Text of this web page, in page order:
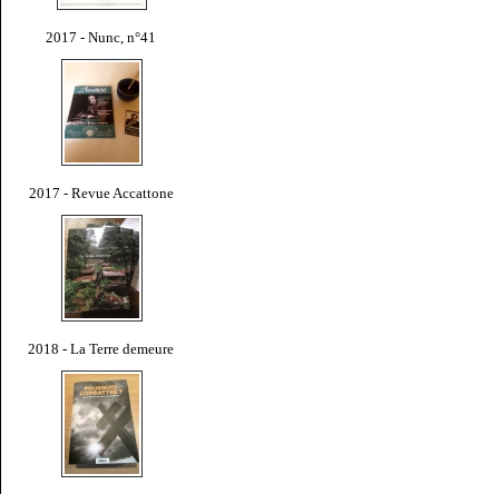
2017 - Nunc, n°41
2017 - Revue Accattone
2018 - La Terre demeure